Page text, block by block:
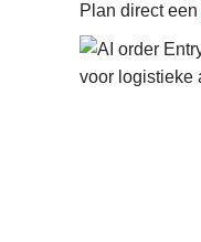
Plan direct een